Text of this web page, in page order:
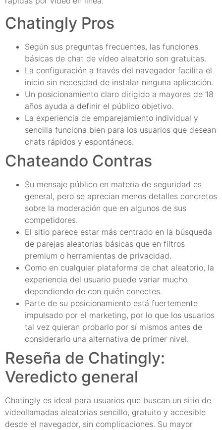
Chatingly Pros
Según sus preguntas frecuentes, las funciones
básicas de chat de vídeo aleatorio son gratuitas.
La configuración a través del navegador facilita el
inicio sin necesidad de instalar ninguna aplicación.
Un posicionamiento claro dirigido a mayores de 18
años ayuda a definir el público objetivo.
La experiencia de emparejamiento individual y
sencilla funciona bien para los usuarios que desean
chats rápidos y espontáneos.
Chateando Contras
Su mensaje público en materia de seguridad es
general, pero se aprecian menos detalles concretos
sobre la moderación que en algunos de sus
competidores.
El sitio parece estar más centrado en la búsqueda
de parejas aleatorias básicas que en filtros
premium o herramientas de privacidad.
Como en cualquier plataforma de chat aleatorio, la
experiencia del usuario puede variar mucho
dependiendo de con quién conectes.
Parte de su posicionamiento está fuertemente
impulsado por el marketing, por lo que los usuarios
tal vez quieran probarlo por sí mismos antes de
considerarlo una alternativa de primer nivel.
Reseña de Chatingly:
Veredicto general
Chatingly es ideal para usuarios que buscan un sitio de
videollamadas aleatorias sencillo, gratuito y accesible
desde el navegador, sin complicaciones. Su mayor